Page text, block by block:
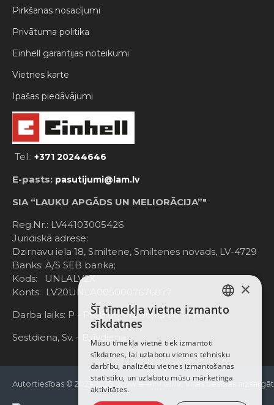
Pirkšanas nosacījumi
Privātuma politika
Einhell garantijas noteikumi
Vietnes karte
Ipašas piedāvājumi
Tel.: +371 20244646
E-pasts: pasutijumi@lam.lv
SIA “LAUKU APGĀDS UN MELIORĀCIJA”"
Reg.Nr.: LV44103005426
Juridiskā adrese:
Dzirnavu iela 18, Smiltene, Smiltenes novads, LV-4729
Banks: A/S SEB banka;
Kods: UNLALV2X
Konts: LV20UNLA0050007676877
Darba laiks: P - Pk. 8:00 - 12:00; 13:00 - 17:00
Sestdiena, Sv. - Brīvdiena
Autortiesības © 2021-2025, www.e-einhell.lv, Visas tiesības
LATVIAN
ENGLISH
×
Šī tīmekļa vietne izmanto
sīkdatnes
Mūsu tīmekļa vietnē tiek izmantoti
sīkdatnes, lai uzlabotu vietnes tehnisku
darbību, analizētu vietnes izmantošanas
statistiku, un uzlabotu mūsu mārketinga
aktivitātes.